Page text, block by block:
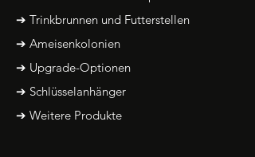
➔ Trinkbrunnen und Futterstellen
➔ Ameisenkolonien
➔ Upgrade-Optionen
➔ Schlüsselanhänger
➔ Weitere Produkte